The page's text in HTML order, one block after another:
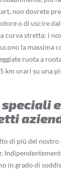
non dovrete
o di uscire
curva stretta: i
la massima
ruota a
km orari su una
e
di più del nostro
.
in grado di